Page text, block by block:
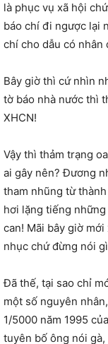
là phục vụ xã hội
báo chí đi ngược lại
chí cho dẫu có nhân
Bây giờ thì cứ nhìn
tờ báo nhà nước thì
XHCN!
Vậy thì thảm trạng
ai gây nên? Đương
tham nhũng từ
hơi lặng tiếng
can! Mãi bây giờ
nhục chứ đừng nói
Đã thế, tại sao chỉ
một số nguyên
1/5000 năm 1995
tuyên bố ông nói